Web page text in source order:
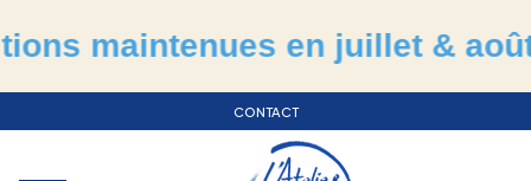
en juillet & août
CONTACT